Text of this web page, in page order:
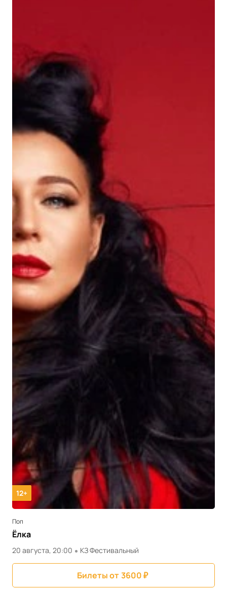
12+
Поп
Ёлка
20 августа, 20:00 КЗ Фестивальный
Билеты от3600₽